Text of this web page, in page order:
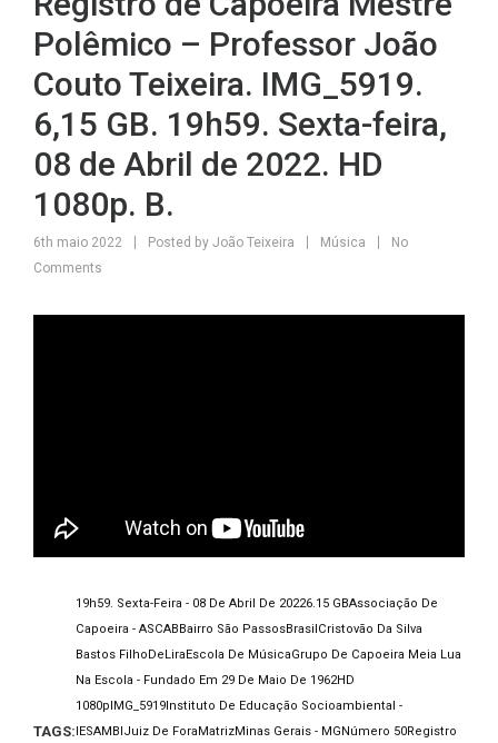
Polêmico – Professor João
Couto Teixeira. IMG_5919.
6,15 GB. 19h59. Sexta-feira,
08 de Abril de 2022. HD
1080p. B.
6th maio 2022 Posted by João Teixeira Música
No
Comments
TAGS:
19h59. Sexta-Feira - 08 De Abril De 20226.15 GBAssociação De
Capoeira - ASCAB Bairro São PassosBrasil Cristovão Da Silva
Bastos Filho DeLira Escola De MúsicaGrupo De Capoeira Meia Lua
Na Escola - Fundado Em 29 De Maio De 1962HD
1080p IMG_5919 Instituto De Educação Socioambiental -
IESAMBI Juiz De Fora MatrizMinas Gerais - MG Número 50Registro